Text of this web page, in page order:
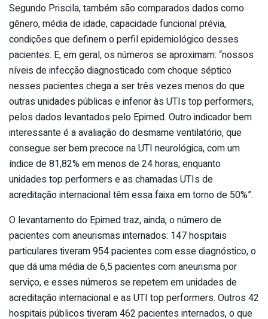
Segundo Priscila, também são comparados dados como
gênero, média de idade, capacidade funcional prévia,
condições que definem o perfil epidemiológico desses
pacientes. E, em geral, os números se aproximam: “nossos
níveis de infecção diagnosticado com choque séptico
nesses pacientes chega a ser três vezes menos do que
outras unidades públicas e inferior às UTIs top performers,
pelos dados levantados pelo Epimed. Outro indicador bem
interessante é a avaliação do desmame ventilatório, que
consegue ser bem precoce na UTI neurológica, com um
índice de 81,82% em menos de 24 horas, enquanto
unidades top performers e as chamadas UTIs de
acreditação internacional têm essa faixa em torno de 50%”.
O levantamento do Epimed traz, ainda, o número de
pacientes com aneurismas internados: 147 hospitais
particulares tiveram 954 pacientes com esse diagnóstico, o
que dá uma média de 6,5 pacientes com aneurisma por
serviço, e esses números se repetem em unidades de
acreditação internacional e as UTI top performers. Outros 42
hospitais públicos tiveram 462 pacientes internados, o que